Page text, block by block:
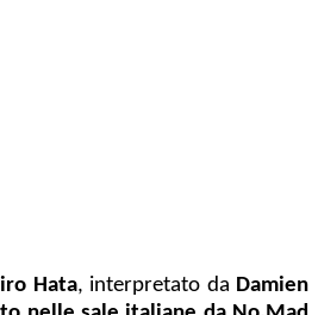
Hata, interpretato da Damien